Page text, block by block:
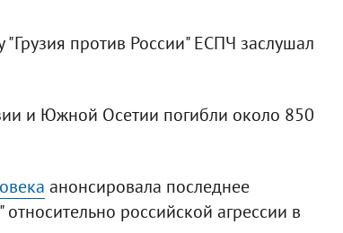
против России" ЕСПЧ заслушал
и Южной Осетии погибли около 850
анонсировала последнее
российской агрессии в